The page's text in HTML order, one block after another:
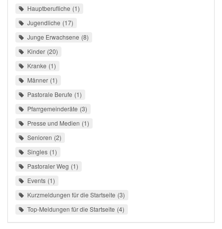
Hauptberufliche 1
Jugendliche 17
Junge Erwachsene 8
Kinder 20
Kranke 1
Männer 1
Pastorale Berufe 1
Pfarrgemeinderäte 3
Presse und Medien 1
Senioren 2
Singles 1
Pastoraler Weg 1
Events 1
Kurzmeldungen für die Startseite 3
Top-Meldungen für die Startseite 4